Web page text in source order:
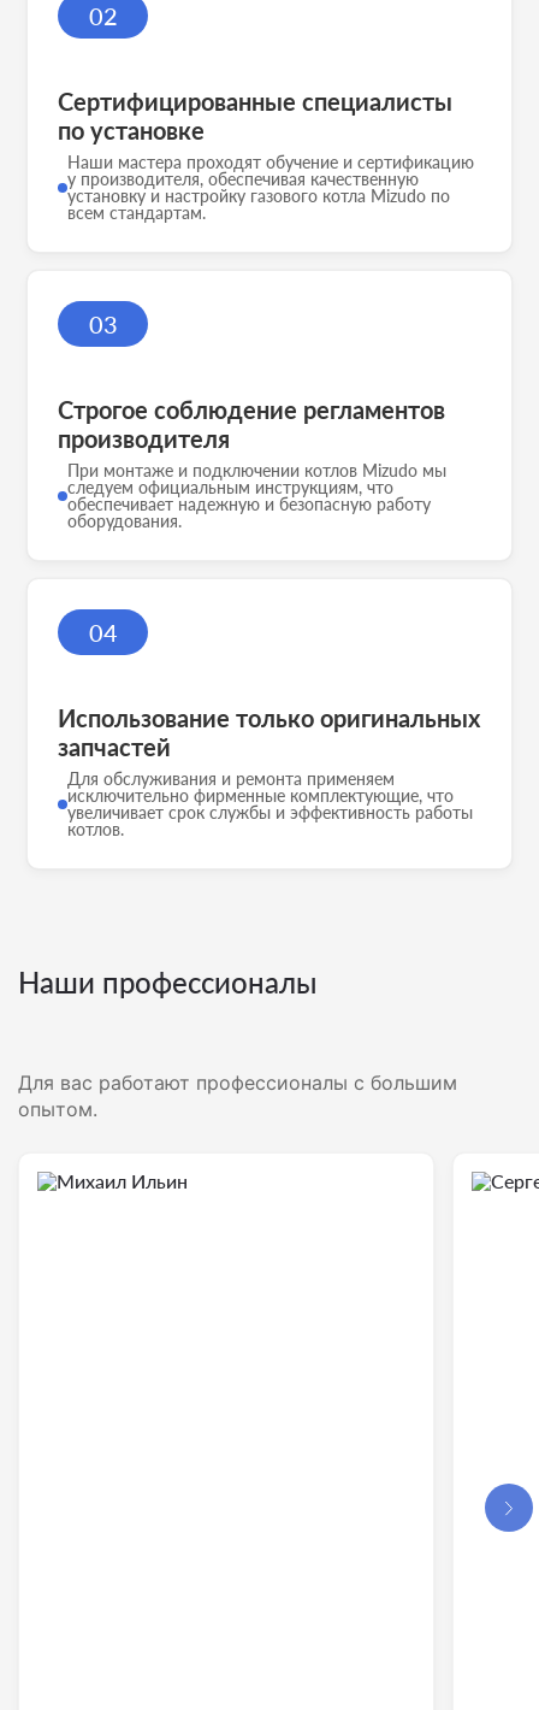
02
Сертифицированные специалисты
по установке
Наши мастера проходят обучение и сертификацию
у производителя, обеспечивая качественную
установку и настройку газового котла Mizudo по
всем стандартам.
03
Строгое соблюдение регламентов
производителя
При монтаже и подключении котлов Mizudo мы
следуем официальным инструкциям, что
обеспечивает надежную и безопасную работу
оборудования.
04
Использование только оригинальных
запчастей
Для обслуживания и ремонта применяем
исключительно фирменные комплектующие, что
увеличивает срок службы и эффективность работы
котлов.
Наши профессионалы
Для вас работают профессионалы с большим
опытом.